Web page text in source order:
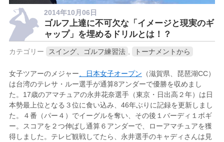
2014年10月06日
ゴルフ上達に不可欠な「イメージと現実のギ
ャップ」を埋めるドリルとは！？
カテゴリー スイング、ゴルフ練習法 トーナメントから
女子ツアーのメジャー 、日本女子オープン （滋賀県、琵琶湖CC）
は台湾のテレサ・ルー選手が通算8アンダーで優勝を収めまし
た。17歳のアマチュアの永井花奈選手（東京・日出高２年）は日
本勢最上位となる３位に食い込み、46年ぶりに記録を更新しまし
た。４番（パー４）でイーグルを奪い、その後１バーディ１ボギ
ー。スコアを２つ伸ばし通算６アンダーで、ローアマチュアを獲
得しました。テレビ観戦してたら、永井選手のキャディさんは見